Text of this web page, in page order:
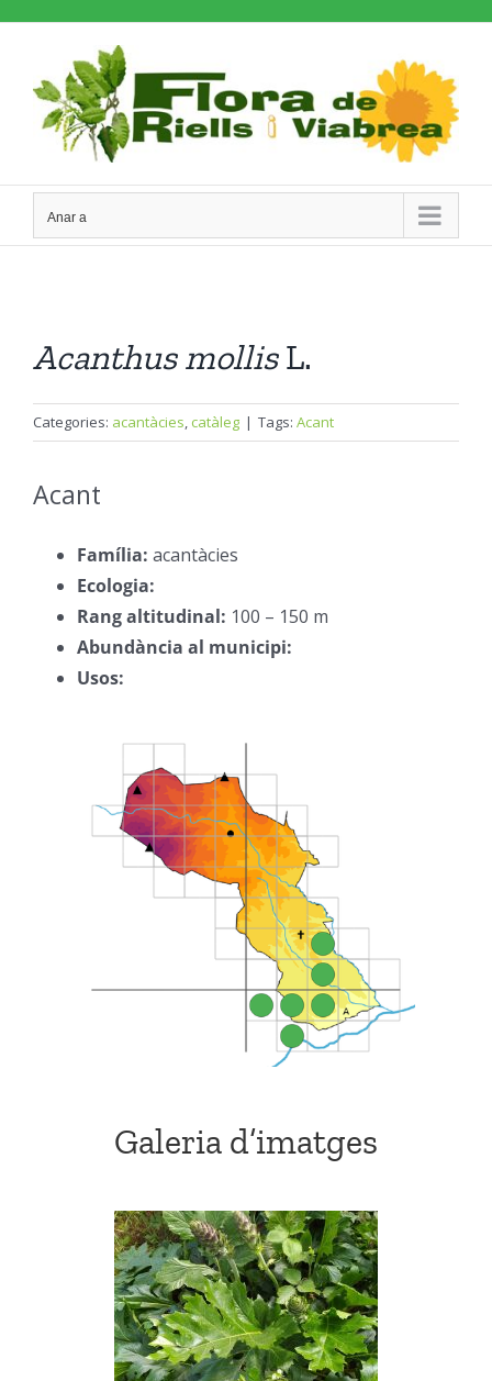
content
Anar a
Acanthus mollisL.
Categories: acantàcies, catàleg | Tags: Acant
Acant
Família: acantàcies
Ecologia:
Rang altitudinal: 100 – 150 m
Abundància al municipi:
Usos:
Galeria d’imatges